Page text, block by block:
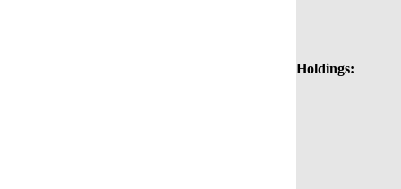
Holdings: